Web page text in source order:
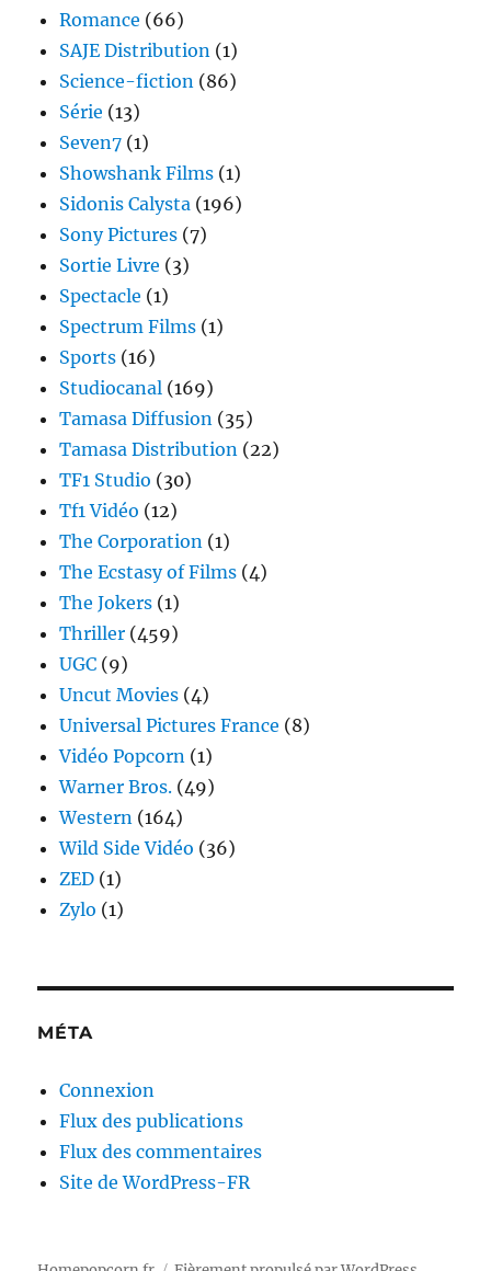
Romance (66)
SAJE Distribution (1)
Science-fiction (86)
Série (13)
Seven7 (1)
Showshank Films (1)
Sidonis Calysta (196)
Sony Pictures (7)
Sortie Livre (3)
Spectacle (1)
Spectrum Films (1)
Sports (16)
Studiocanal (169)
Tamasa Diffusion (35)
Tamasa Distribution (22)
TF1 Studio (30)
Tf1 Vidéo (12)
The Corporation (1)
The Ecstasy of Films (4)
The Jokers (1)
Thriller (459)
UGC (9)
Uncut Movies (4)
Universal Pictures France (8)
Vidéo Popcorn (1)
Warner Bros. (49)
Western (164)
Wild Side Vidéo (36)
ZED (1)
Zylo (1)
MÉTA
Connexion
Flux des publications
Flux des commentaires
Site de WordPress-FR